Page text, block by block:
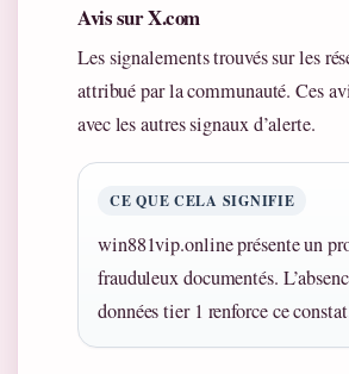
Avis sur X.com
Les signalements trouvés sur les
attribué par la communauté. Ces
avec les autres signaux d’alerte.
CE QUE CELA SIGNIFIE
win881vip.online présente un
frauduleux documentés.
données tier 1 renforce ce